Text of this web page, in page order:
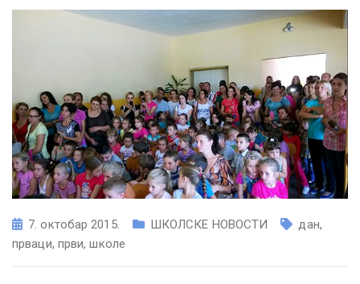
7. октобар 2015. ШКОЛСКЕ НОВОСТИ дан,
прваци, први,школе